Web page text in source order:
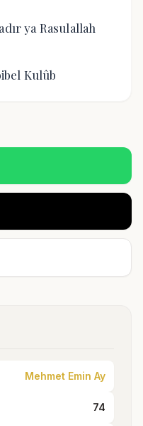
ya Rasulallah
Kulûb
Mehmet Emin Ay
74